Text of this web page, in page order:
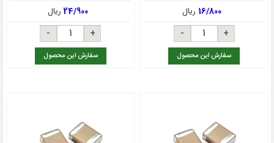
16/800 ریال
سفارش این محصول
24/900ریال
سفارش این محصول